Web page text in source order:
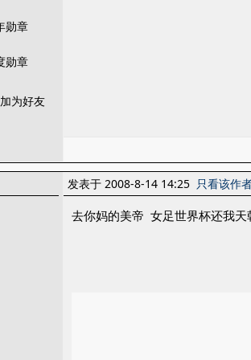
加为好友
发表于 2008-8-14 14:25 只看该作
去你妈的美帝 女足世界杯还我天